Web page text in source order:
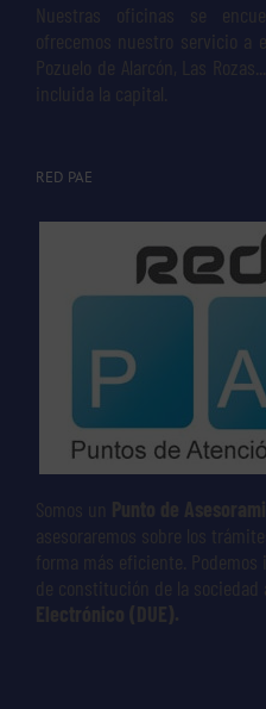
Nuestras oficinas se
ofrecemos nuestro servicio a
Pozuelo de Alarcón, Las
incluida la capital.
RED PAE
Somos un Punto de
asesoraremos sobre los
forma más eficiente.
de constitución de la sociedad
Electrónico (DUE).